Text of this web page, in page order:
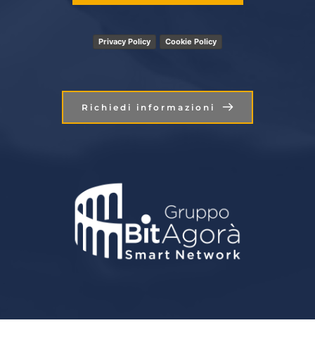
Privacy Policy Cookie Policy
Richiedi informazioni